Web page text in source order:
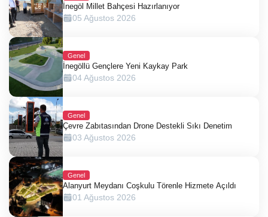
İnegöl Millet Bahçesi Hazırlanıyor
05 Ağustos 2026
Genel
İnegöllü Gençlere Yeni Kaykay Park
04 Ağustos 2026
Genel
Çevre Zabıtasından Drone Destekli Sıkı Denetim
03 Ağustos 2026
Genel
Alanyurt Meydanı Coşkulu Törenle Hizmete Açıldı
01 Ağustos 2026